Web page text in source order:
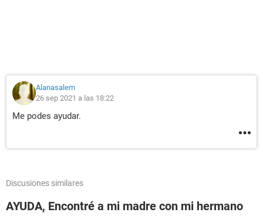
Alanasalem
26 sep 2021 a las 18:22
Me podes ayudar.
Discusiones similares
AYUDA, Encontré a mi madre con mi hermano